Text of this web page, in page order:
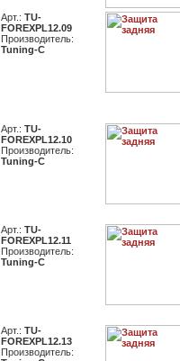
Арт.: TU-
FOREXPL12.09
Производитель:
Tuning-C
Арт.: TU-
FOREXPL12.10
Производитель:
Tuning-C
Арт.: TU-
FOREXPL12.11
Производитель:
Tuning-C
Арт.: TU-
FOREXPL12.13
Производитель: